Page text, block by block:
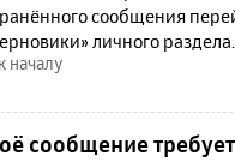
сообщения
личного раздела.
началу
сообщение